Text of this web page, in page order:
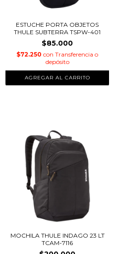
ESTUCHE PORTA OBJETOS
THULE SUBTERRA TSPW-401
$85.000
$72.250 con Transferencia o
depósito
MOCHILA THULE INDAGO 23 LT
TCAM-7116